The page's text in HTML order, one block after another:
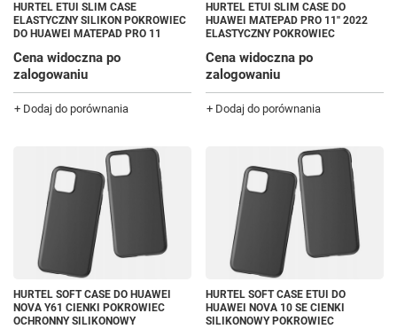
HURTEL ETUI SLIM CASE
ELASTYCZNY SILIKON POKROWIEC
DO HUAWEI MATEPAD PRO 11
Cena widoczna po
zalogowaniu
+ Dodaj do porównania
HURTEL ETUI SLIM CASE DO
HUAWEI MATEPAD PRO 11'' 2022
ELASTYCZNY POKROWIEC
Cena widoczna po
zalogowaniu
+ Dodaj do porównania
HURTEL SOFT CASE DO HUAWEI
NOVA Y61 CIENKI POKROWIEC
OCHRONNY SILIKONOWY
HURTEL SOFT CASE ETUI DO
HUAWEI NOVA 10 SE CIENKI
SILIKONOWY POKROWIEC